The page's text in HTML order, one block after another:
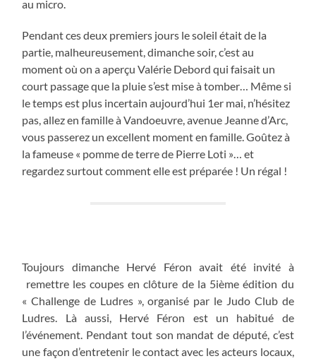
au micro.
Pendant ces deux premiers jours le soleil était de la
partie, malheureusement, dimanche soir, c’est au
moment où on a aperçu Valérie Debord qui faisait un
court passage que la pluie s’est mise à tomber… Même si
le temps est plus incertain aujourd’hui 1er mai, n’hésitez
pas, allez en famille à Vandoeuvre, avenue Jeanne d’Arc,
vous passerez un excellent moment en famille. Goûtez à
la fameuse « pomme de terre de Pierre Loti »… et
regardez surtout comment elle est préparée ! Un régal !
Toujours dimanche Hervé Féron avait été invité à
remettre les coupes en clôture de la 5ième édition du
« Challenge de Ludres », organisé par le Judo Club de
Ludres. Là aussi, Hervé Féron est un habitué de
l’événement. Pendant tout son mandat de député, c’est
une façon d’entretenir le contact avec les acteurs locaux,